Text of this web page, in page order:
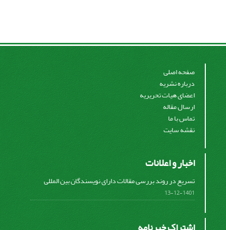
صفحه اصلی
درباره نشریه
اعضای هیات تحریریه
ارسال مقاله
تماس با ما
نقشه سایت
اخبار و اعلانات
تسریع در روند بررسی مقالات دارای نویسندگان بین المللی
1401-12-13